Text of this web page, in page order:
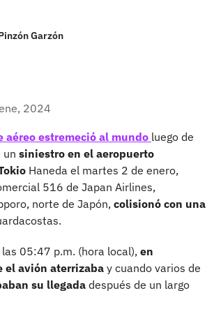
Garzón
2024
aéreo estremeció al mundo luego de
un siniestro en el aeropuerto
Haneda el martes 2 de enero,
516 de Japan Airlines,
norte de Japón, colisionó con una
05:47 p.m. (hora local), en
el avión aterrizaba y cuando varios de
su llegada después de un largo